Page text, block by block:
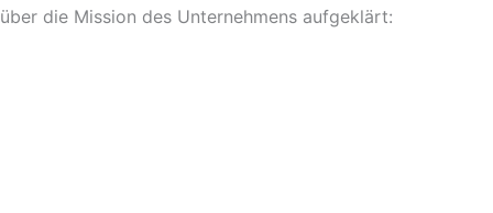
über die Mission des Unternehmens aufgeklärt: